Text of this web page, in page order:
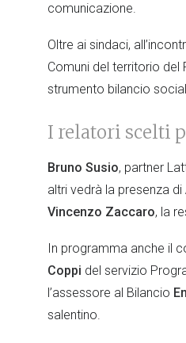
comunicazione.
Oltre ai sindaci,
Comuni del territorio
strumento bilancio
I relatori scelti
Bruno Susio, partner
altri vedrà la presenza di
Vincenzo Zaccaro, la
In programma anche il
Coppi del servizio
l’assessore al Bilancio
salentino.